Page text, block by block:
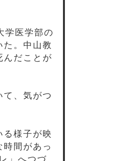
学医学部の
た。中山教
んだことが
、気がつ
る様子が映
間があっ
」へつづ